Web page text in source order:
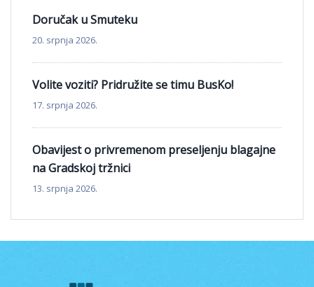
Doručak u Smuteku
20. srpnja 2026.
Volite voziti? Pridružite se timu BusKo!
17. srpnja 2026.
Obavijest o privremenom preseljenju blagajne
na Gradskoj tržnici
13. srpnja 2026.